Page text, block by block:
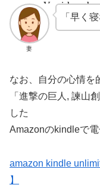
妻
「早く
なお、自分の心情を
「進撃の巨人, 諫山
した
Amazonのkindleで
amazon kindle
】